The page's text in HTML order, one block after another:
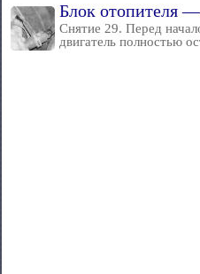
Блок отопителя —
Снятие 29. Перед
двигатель полностью